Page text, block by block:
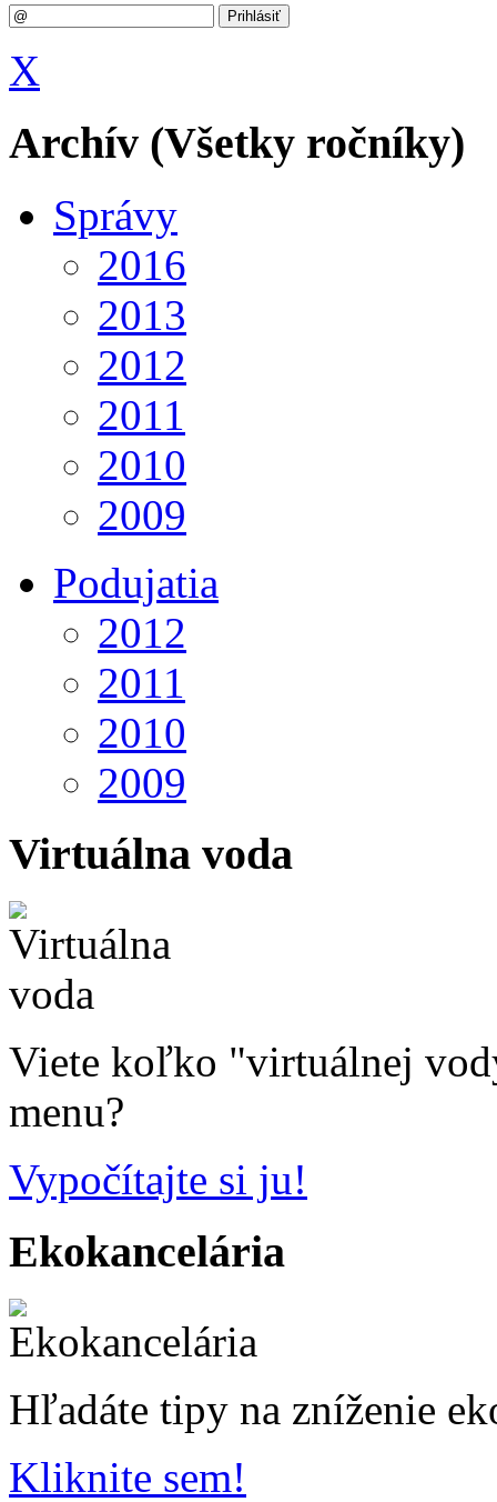
X
Archív (Všetky ročníky)
Správy
2016
2013
2012
2011
2010
2009
Podujatia
2012
2011
2010
2009
Virtuálna voda
Viete koľko "virtuálnej
menu?
Vypočítajte si ju!
Ekokancelária
Hľadáte tipy na zníženie
Kliknite sem!